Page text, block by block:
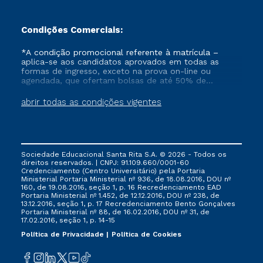
Condições Comerciais:
abrir todas as condições vigentes
*A condição promocional referente à matrícula –
aplica-se aos candidatos aprovados em todas as
formas de ingresso, exceto na prova on-line ou
agendada, que ofertam bolsas de até 50% de
que ainda não tenham efetivado e/ou não tenham
cancelado ou trancado sua matrícula em uma das
FIES, Prouni e outros programas governamentais, e
não se acumula com nenhuma outra campanha
ofertada pela Instituição.
Sociedade Educacional Santa Rita S.A. © 2026 - Todos os
direitos reservados. | CNPJ: 91.109.660/0001-60
Credenciamento (Centro Universitário) pela Portaria
Ministerial Portaria Ministerial nº 936, de 18.08.2016, DOU nº
160, de 19.08.2016, seção 1, p. 16 Recredenciamento EAD
Portaria Ministerial nº 1.452, de 12.12.2016, DOU nº 238, de
13.12.2016, seção 1, p. 17 Recredenciamento Bento Gonçalves
Portaria Ministerial nº 88, de 16.02.2016, DOU nº 31, de
17.02.2016, seção 1, p. 14-15
Política de Privacidade
Política de Cookies